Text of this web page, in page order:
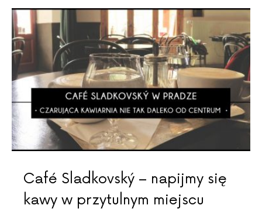
Café Sladkovský – napijmy się
kawy w przytulnym miejscu